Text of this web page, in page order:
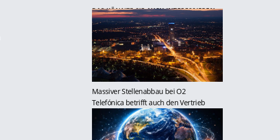
DAS KÖNNTE SIE AUCH INTERESSIEREN:
Massiver Stellenabbau bei O2
Telefónica betrifft auch den Vertrieb